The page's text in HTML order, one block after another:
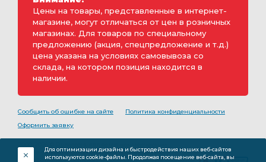
Цены на товары, представленные в интернет-
магазине, могут отличаться от цен в розничных
магазинах. Для товаров по специальному
предложению (акция, спецпредложение и т.д.)
цена указана на условиях самовывоза со
склада, на котором позиция находится в
наличии.
Сообщить об ошибке на сайте
Политика конфиденциальности
Оформить заявку
обозначением ООО «РуМоторс». Все права на
разработку принадлежат ООО «Румоторс». Не является
Для оптимизации дизайна и быстродействия наших веб-сайтов
используются cookie-файлы. Продолжая посещение веб-сайта, вы